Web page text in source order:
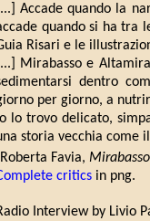
Accade quando la
quando si ha tra
Risari e le
Mirabasso e
dentro
per giorno, a
lo trovo delicato,
storia vecchia come
Favia,
critics in png.
Interview by Livio